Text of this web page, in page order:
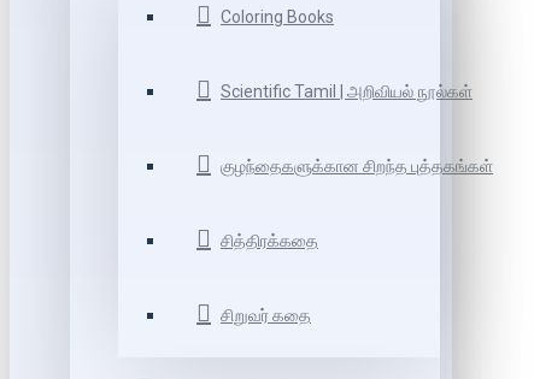
Coloring Books
Scientific Tamil | அறிவியல் நூல்கள்
குழந்தைகளுக்கான சிறந்த புத்தகங்கள்
சித்திரக்கதை
சிறுவர் கதை